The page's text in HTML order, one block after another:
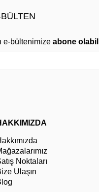
e-bültenimize abone
Noktaları
Ulaşın